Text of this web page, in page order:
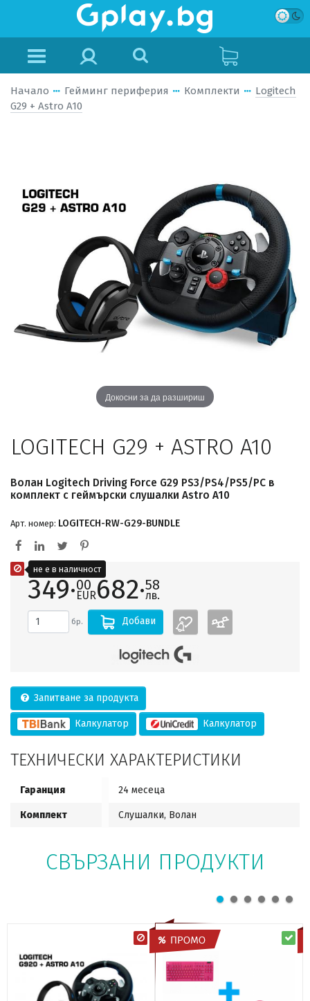
Начало Гейминг периферия Комплекти
Logitech
G29 + Astro A10
Докосни за да разшириш
LOGITECH G29 + ASTRO A10
Волан Logitech Driving Force G29 PS3/PS4/PS5/PC в
комплект с геймърски слушалки Astro A10
Арт. номер: LOGITECH-RW-G29-BUNDLE
349·00
EUR682·58
лв.
бр. Добави
Запитване за продукта
Калкулатор Калкулатор
ТЕХНИЧЕСКИ ХАРАКТЕРИСТИКИ
Гаранция 24 месеца
Комплект Слушалки, Волан
СВЪРЗАНИ ПРОДУКТИ
не е в наличност